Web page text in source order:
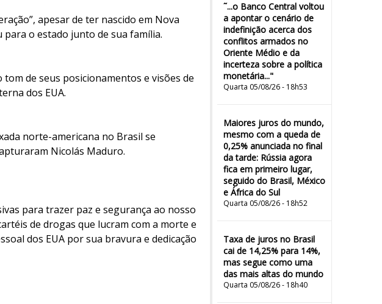
˜...o Banco Central voltou
a apontar o cenário de
indefinição acerca dos
conflitos armados no
Oriente Médio e da
incerteza sobre a política
monetária..."
Quarta 05/08/26 - 18h53
Maiores juros do mundo,
mesmo com a queda de
0,25% anunciada no final
da tarde: Rússia agora
fica em primeiro lugar,
seguido do Brasil, México
e África do Sul
Quarta 05/08/26 - 18h52
Taxa de juros no Brasil
cai de 14,25% para 14%,
mas segue como uma
das mais altas do mundo
Quarta 05/08/26 - 18h40
apesar de ter nascido em Nova
para o estado junto de sua família.
tom de seus posicionamentos e visões de
dos EUA.
norte-americana no Brasil se
Nicolás Maduro.
para trazer paz e segurança ao nosso
de drogas que lucram com a morte e
dos EUA por sua bravura e dedicação